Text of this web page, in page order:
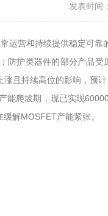
发表时间
营和持续提供稳定可靠
护类器件的部分产品
且持续高位的影响，预
能爬坡期，现已实现
解MOSFET产能紧张。